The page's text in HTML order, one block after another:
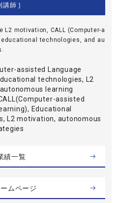
講師 ]
motivation, CALL (Computer-a
technologies, and au
assisted Language
technologies, L2
learning
assisted
Educational
L2 motivation, autonomous
績一覧
ムページ